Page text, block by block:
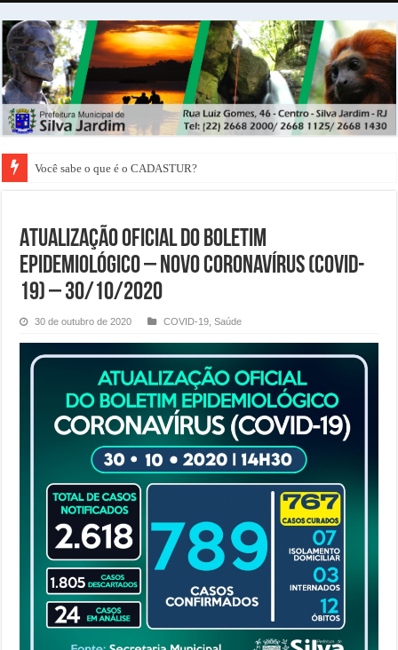
Você sabe o que é o CADASTUR?
ATUALIZAÇÃO OFICIAL DO BOLETIM
EPIDEMIOLÓGICO – NOVO CORONAVÍRUS (COVID-
19) – 30/10/2020
30 de outubro de 2020 COVID-19 ,Saúde